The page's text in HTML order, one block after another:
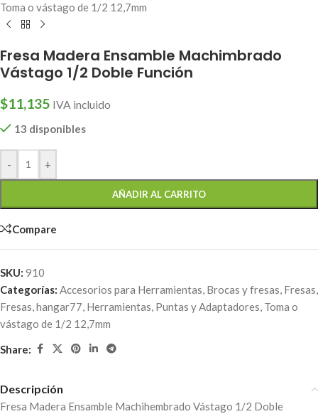
Toma o vástago de 1/2 12,7mm
Fresa Madera Ensamble Machimbrado
Vástago 1/2 Doble Función
$11,135 IVA incluido
13 disponibles
- +
AÑADIR AL CARRITO
Compare
SKU: 910
Categorías: Accesorios para Herramientas, Brocas y fresas, Fresas,
Fresas,hangar77, Herramientas, Puntas y Adaptadores, Toma o
vástago de 1/2 12,7mm
Share:
Descripción
Fresa Madera Ensamble Machihembrado Vástago 1/2 Doble